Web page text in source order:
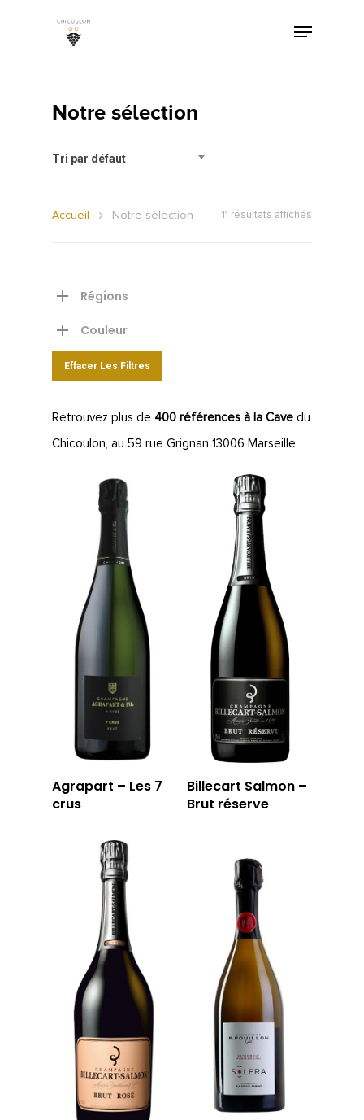
Notre sélection
Tri par défaut
11 résultats affichés
Accueil Notre sélection
Régions
Couleur
Effacer Les Filtres
Retrouvez plus de 400 références à la Cave du
Chicoulon, au 59 rue Grignan 13006 Marseille
Agrapart – Les 7
crus
Billecart Salmon –
Brut réserve